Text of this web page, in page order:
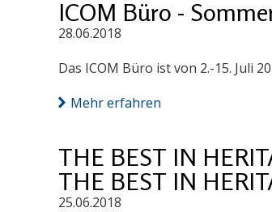
ICOM Büro -
28.06.2018
Das ICOM Büro ist von 2.-15. Juli
Mehr erfahren
THE BEST IN
THE BEST IN
25.06.2018